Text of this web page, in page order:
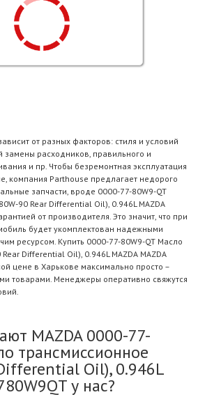
от разных факторов: стиля и условий
расходников, правильного и
и пр. Чтобы безремонтная эксплуатация
компания Parthouse предлагает недорого
запчасти, вроде 0000-77-80W9-QT
90 Rear Differential Oil), 0.946L MAZDA
от производителя. Это значит, что при
будет укомплектован надежными
ресурсом. Купить 0000-77-80W9-QT Масло
Differential Oil), 0.946L MAZDA MAZDA
цене в Харькове максимально просто –
товарами. Менеджеры оперативно свяжутся
MAZDA 0000-77-
трансмиссионное
Oil), 0.946L
у нас?